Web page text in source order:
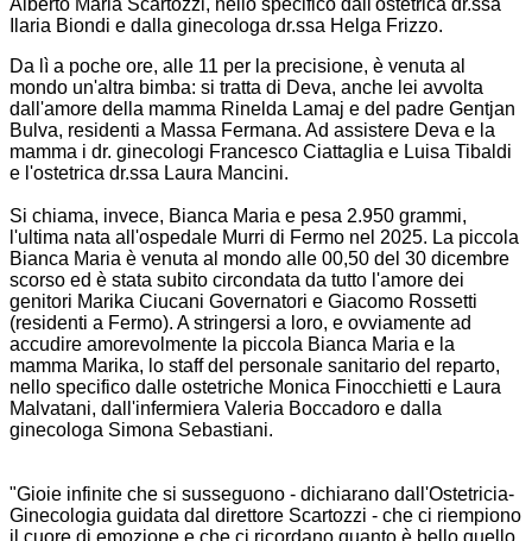
Ilaria Biondi e dalla ginecologa dr.ssa Helga Frizzo.
Da lì a poche ore, alle 11 per la precisione, è venuta al
mondo un'altra bimba: si tratta di Deva, anche lei avvolta
dall'amore della mamma Rinelda Lamaj e del padre Gentjan
Bulva, residenti a Massa Fermana. Ad assistere Deva e la
mamma i dr. ginecologi Francesco Ciattaglia e Luisa Tibaldi
e l'ostetrica dr.ssa Laura Mancini.
Si chiama, invece, Bianca Maria e pesa 2.950 grammi,
l'ultima nata all'ospedale Murri di Fermo nel 2025. La piccola
Bianca Maria è venuta al mondo alle 00,50 del 30 dicembre
scorso ed è stata subito circondata da tutto l'amore dei
genitori Marika Ciucani Governatori e Giacomo Rossetti
(residenti a Fermo). A stringersi a loro, e ovviamente ad
accudire amorevolmente la piccola Bianca Maria e la
mamma Marika, lo staff del personale sanitario del reparto,
nello specifico dalle ostetriche Monica Finocchietti e Laura
Malvatani, dall'infermiera Valeria Boccadoro e dalla
ginecologa Simona Sebastiani.
"Gioie infinite che si susseguono - dichiarano dall'Ostetricia-
Ginecologia guidata dal direttore Scartozzi - che ci riempiono
il cuore di emozione e che ci ricordano quanto è bello quello